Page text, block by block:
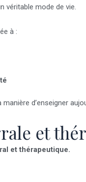
véritable mode de vie.
à :
d’enseigner
et
et thérapeutique.